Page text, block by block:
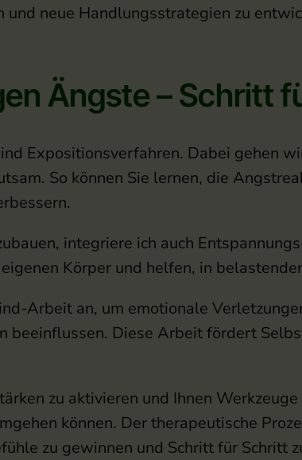
neue Handlungsstrategien zu
Ängste – Schritt
Expositionsverfahren. Dabei gehen
So können Sie lernen, die
integriere ich auch
Körper und helfen, in
Arbeit an, um emotionale
beeinflussen. Diese Arbeit fördert
zu aktivieren und Ihnen
können. Der therapeutische
zu gewinnen und Schritt für Schritt